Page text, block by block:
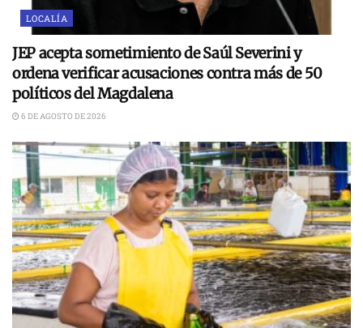
LOCALÍA
JEP acepta sometimiento de Saúl Severini y
ordena verificar acusaciones contra más de 50
políticos del Magdalena
6 DE AGOSTO DE 2026